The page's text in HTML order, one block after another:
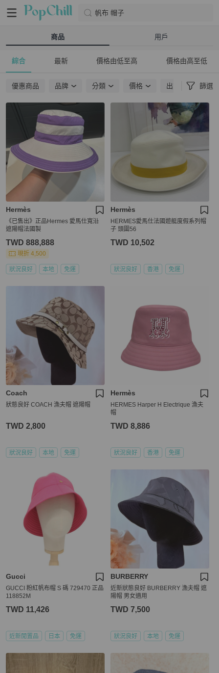
帆布 帽子
商品 用戶
綜合 最新 價格由低至高 價格由高至低
優惠商品 品牌 分類 價格 出貨地點 篩選
Hermès
《已售出》正品Hermes 愛馬仕寬沿
遮陽帽法國製
TWD 888,888
現折 4,500
狀況良好 本地 免運
Hermès
HERMES愛馬仕法國遊艇度假系列帽
子 頭圍56
TWD 10,502
狀況良好 香港 免運
Coach
狀態良好 COACH 漁夫帽 遮陽帽
TWD 2,800
狀況良好 本地 免運
Hermès
HERMES Harper H Electrique 漁夫
帽
TWD 8,886
狀況良好 香港 免運
Gucci
GUCCI 粉紅帆布帽 S 碼 729470 正品
118852M
TWD 11,426
近新閒置品 日本 免運
BURBERRY
近新狀態良好 BURBERRY 漁夫帽 遮
陽帽 男女適用
TWD 7,500
狀況良好 本地 免運